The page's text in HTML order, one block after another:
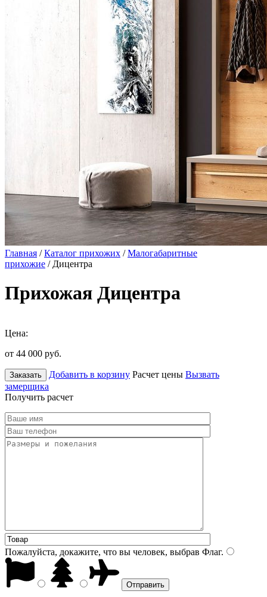
Главная /Каталог прихожих /Малогабаритные
прихожие / Дицентра
Прихожая Дицентра
Цена:
от 44 000 руб.
Заказать Добавить в корзину Расчет цены Вызвать
замерщика
Получить расчет
Пожалуйста, докажите, что вы человек, выбрав Флаг.